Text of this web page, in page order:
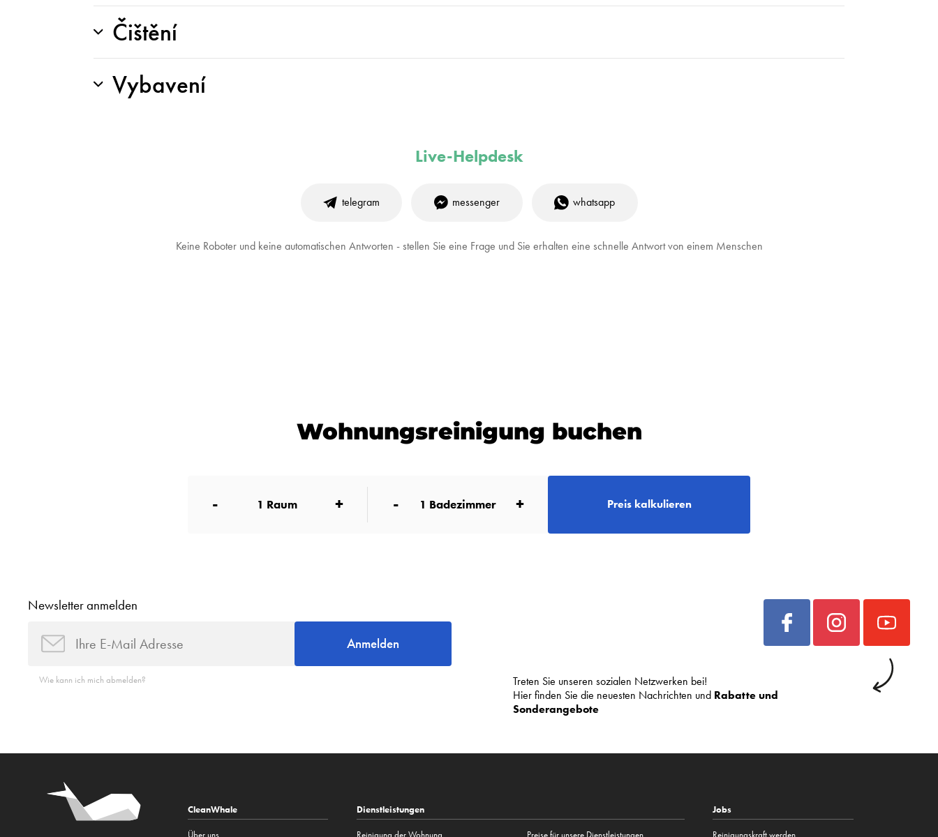
Čištění
Vybavení
Live-Helpdesk
telegram messenger whatsapp
Keine Roboter und keine automatischen Antworten - stellen Sie eine Frage und Sie erhalten eine schnelle Antwort von einem Menschen
Wohnungsreinigung buchen
- 1 Raum + - 1 Badezimmer + Preis kalkulieren
Newsletter anmelden
Anmelden
Wie kann ich mich abmelden?
Treten Sie unseren sozialen Netzwerken bei!
Hier finden Sie die neuesten Nachrichten und Rabatte und
Sonderangebote
CleanWhale
Über uns
Dienstleistungen
Reinigung der Wohnung Preise für unsere Dienstleistungen
Jobs
Reinigungskraft werden